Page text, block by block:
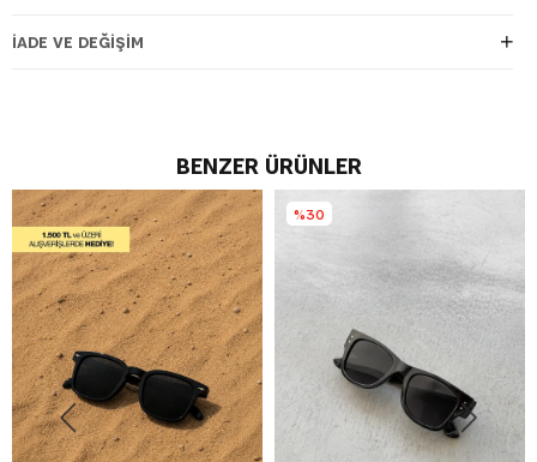
İADE VE DEĞIŞIM
BENZER ÜRÜNLER
%30